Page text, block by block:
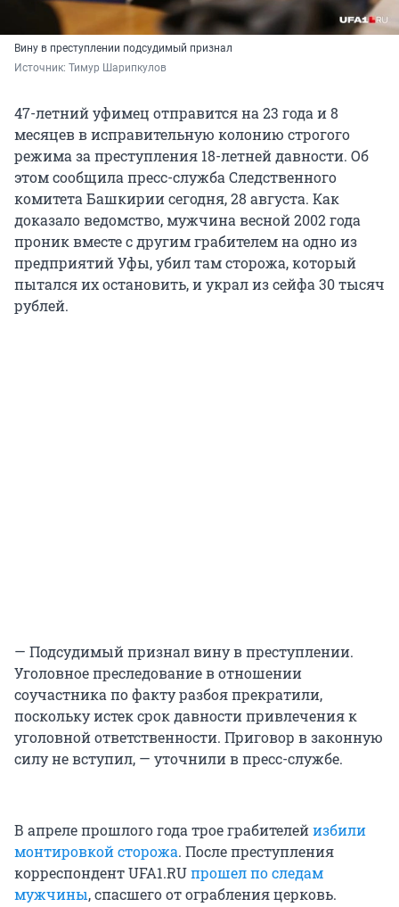
Вину в преступлении подсудимый признал
Источник: Тимур Шарипкулов
47-летний уфимец отправится на 23 года и 8
месяцев в исправительную колонию строгого
режима за преступления 18-летней давности. Об
этом сообщила пресс-служба Следственного
комитета Башкирии сегодня, 28 августа. Как
доказало ведомство, мужчина весной 2002 года
проник вместе с другим грабителем на одно из
предприятий Уфы, убил там сторожа, который
пытался их остановить, и украл из сейфа 30 тысяч
рублей.
— Подсудимый признал вину в преступлении.
Уголовное преследование в отношении
соучастника по факту разбоя прекратили,
поскольку истек срок давности привлечения к
уголовной ответственности. Приговор в законную
силу не вступил, — уточнили в пресс-службе.
В апреле прошлого года трое грабителейизбили
монтировкой сторожа. После преступления
корреспондент UFA1.RUпрошел по следам
мужчины, спасшего от ограбления церковь.